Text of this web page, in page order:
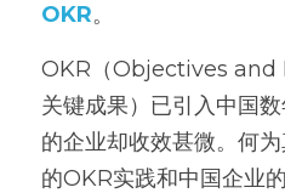
OKR。
OKR（Objectives and
关键成果）已引入中国
的企业却收效甚微。何
的OKR实践和中国企业